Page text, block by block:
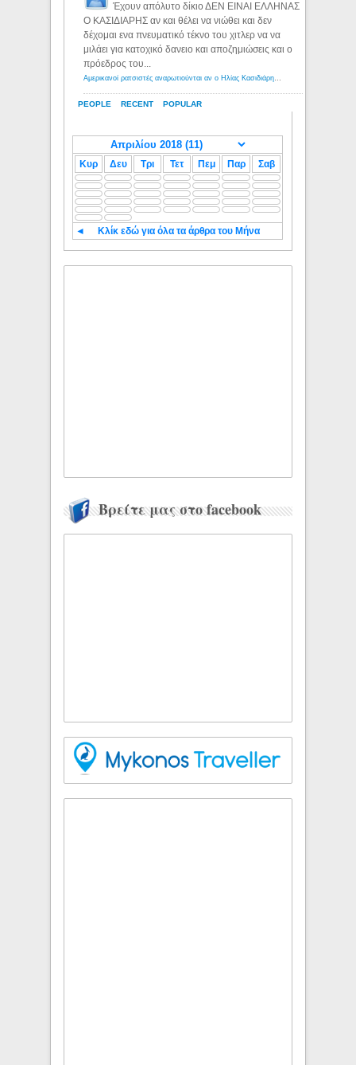
PEOPLE RECENT POPULAR
Έχουν απόλυτο δίκιο ΔΕΝ ΕΙΝΑΙ ΕΛΛΗΝΑΣ
Ο ΚΑΣΙΔΙΑΡΗΣ αν και θέλει να νιώθει και δεν
δέχομαι ενα πνευματικό τέκνο του χιτλερ να να
μιλάει για κατοχικό δανειο και αποζημιώσεις και ο
πρόεδρος του...
Αμερικανοί ρατσιστές αναρωτιούνται αν ο Ηλίας Κασιδιάρης ανήκει στη λευκή φυλή... - Λόγιος Ερμής
Κυρ Δευ Τρι Τετ Πεμ Παρ Σαβ
◄ Κλίκ εδώ για όλα τα άρθρα του Μήνα
Βρείτε μας στο facebook